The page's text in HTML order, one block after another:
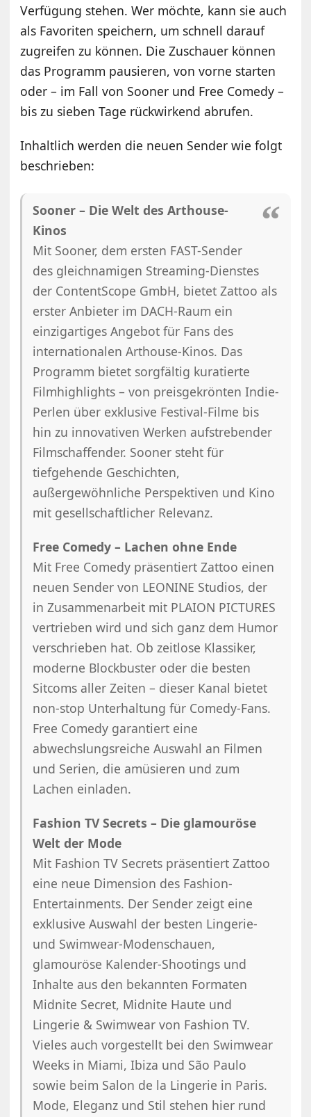
Verfügung stehen. Wer möchte, kann sie auch
als Favoriten speichern, um schnell darauf
zugreifen zu können. Die Zuschauer können
das Programm pausieren, von vorne starten
oder – im Fall von Sooner und Free Comedy –
bis zu sieben Tage rückwirkend abrufen.
Inhaltlich werden die neuen Sender wie folgt
beschrieben:
Sooner – Die Welt des Arthouse-
Kinos
Mit Sooner, dem ersten FAST-Sender
des gleichnamigen Streaming-Dienstes
der ContentScope GmbH, bietet Zattoo als
erster Anbieter im DACH-Raum ein
einzigartiges Angebot für Fans des
internationalen Arthouse-Kinos. Das
Programm bietet sorgfältig kuratierte
Filmhighlights – von preisgekrönten Indie-
Perlen über exklusive Festival-Filme bis
hin zu innovativen Werken aufstrebender
Filmschaffender. Sooner steht für
tiefgehende Geschichten,
außergewöhnliche Perspektiven und Kino
mit gesellschaftlicher Relevanz.
Free Comedy – Lachen ohne Ende
Mit Free Comedy präsentiert Zattoo einen
neuen Sender von LEONINE Studios, der
in Zusammenarbeit mit PLAION PICTURES
vertrieben wird und sich ganz dem Humor
verschrieben hat. Ob zeitlose Klassiker,
moderne Blockbuster oder die besten
Sitcoms aller Zeiten – dieser Kanal bietet
non-stop Unterhaltung für Comedy-Fans.
Free Comedy garantiert eine
abwechslungsreiche Auswahl an Filmen
und Serien, die amüsieren und zum
Lachen einladen.
Fashion TV Secrets – Die glamouröse
Welt der Mode
Mit Fashion TV Secrets präsentiert Zattoo
eine neue Dimension des Fashion-
Entertainments. Der Sender zeigt eine
exklusive Auswahl der besten Lingerie-
und Swimwear-Modenschauen,
glamouröse Kalender-Shootings und
Inhalte aus den bekannten Formaten
Midnite Secret, Midnite Haute und
Lingerie & Swimwear von Fashion TV.
Vieles auch vorgestellt bei den Swimwear
Weeks in Miami, Ibiza und São Paulo
sowie beim Salon de la Lingerie in Paris.
Mode, Eleganz und Stil stehen hier rund